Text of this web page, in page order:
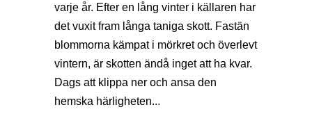
varje år. Efter en lång vinter i källaren har
det vuxit fram långa taniga skott. Fastän
blommorna kämpat i mörkret och överlevt
vintern, är skotten ändå inget att ha kvar.
Dags att klippa ner och ansa den
hemska härligheten...